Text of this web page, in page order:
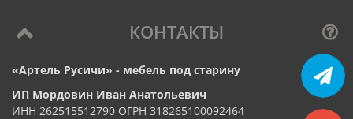
КОНТАКТЫ
«Артель Русичи» - мебель под старину
ИП Мордовин Иван Анатольевич
ИНН 262515512790 ОГРН 318265100092464